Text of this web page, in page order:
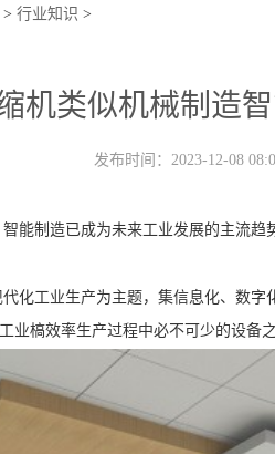
> 行业知识 >
机类似机械制造
发布时间：2023-12-08
能制造已成为未来工业发展的主流
化工业生产为主题，集信息化、数
业槁效率生产过程中必不可少的设备